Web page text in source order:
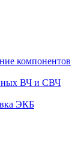
компонентов
ВЧ и СВЧ
ЭКБ